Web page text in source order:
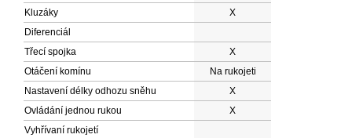
Kluzáky
X
Diferenciál
Třecí spojka
X
Otáčení komínu
Na rukojeti
Nastavení délky odhozu sněhu
X
Ovládání jednou rukou
X
Vyhřívaní rukojetí